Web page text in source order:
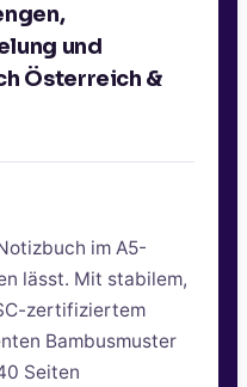
und
Österreich &
im A5-
lässt. Mit stabilem,
zertifiziertem
Bambusmuster
Seiten